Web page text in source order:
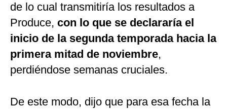
de lo cual transmitiría los resultados a
Produce, con lo que se declararía el
inicio de la segunda temporada hacia la
primera mitad de noviembre,
perdiéndose semanas cruciales.
De este modo, dijo que para esa fecha la